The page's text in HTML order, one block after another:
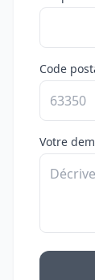
Code
Votre